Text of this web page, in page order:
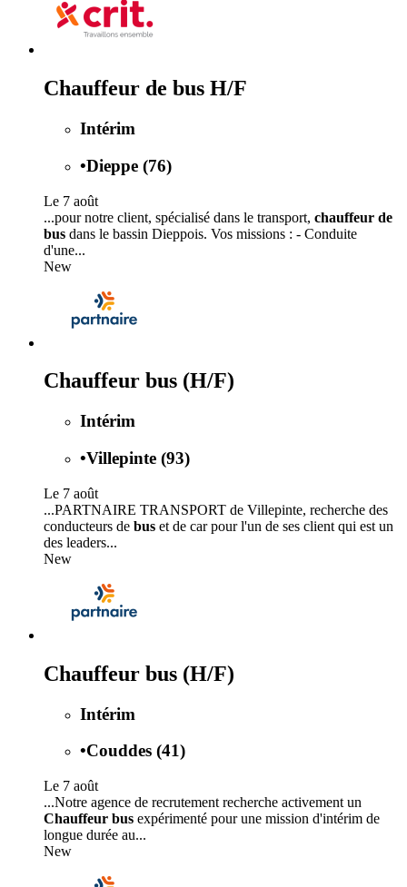
Chauffeur de bus H/F
Intérim
•Dieppe (76)
Le 7 août
...pour notre client, spécialisé dans le transport, chauffeur de
bus dans le bassin Dieppois. Vos missions : - Conduite
d'une...
New
Chauffeur bus (H/F)
Intérim
•Villepinte (93)
Le 7 août
...PARTNAIRE TRANSPORT de Villepinte, recherche des
conducteurs de bus et de car pour l'un de ses client qui est un
des leaders...
New
Chauffeur bus (H/F)
Intérim
•Couddes (41)
Le 7 août
...Notre agence de recrutement recherche activement un
Chauffeur bus expérimenté pour une mission d'intérim de
longue durée au...
New